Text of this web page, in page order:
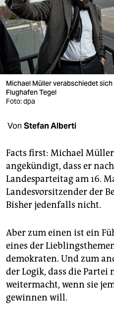
berlin
nord
wahrheit
verlag
verlag
shop
fragen & hilfe
unterstützen
abo
genossenschaft
epaper login
Michael Müller verabschiedet
Flughafen Tegel
Foto: dpa
Von Stefan Alberti
Facts first: Michael
angekündigt, dass er
Landesparteitag am 16.
Landesvorsitzender der
Bisher jedenfalls nicht.
Aber zum einen ist ein
eines der
demokraten. Und zum
der Logik, dass die
weitermacht, wenn sie
gewinnen will.